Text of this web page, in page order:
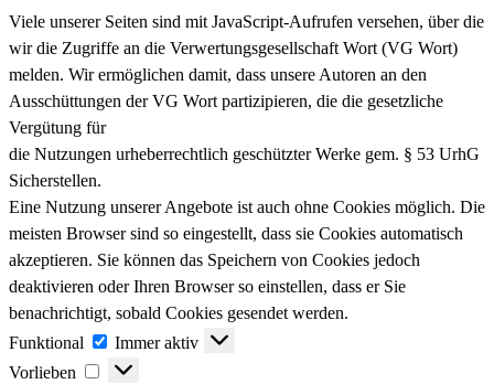
Viele unserer Seiten sind mit JavaScript-Aufrufen versehen, über die
wir die Zugriffe an die Verwertungsgesellschaft Wort (VG Wort)
melden. Wir ermöglichen damit, dass unsere Autoren an den
Ausschüttungen der VG Wort partizipieren, die die gesetzliche
Vergütung für
die Nutzungen urheberrechtlich geschützter Werke gem. § 53 UrhG
Sicherstellen.
Eine Nutzung unserer Angebote ist auch ohne Cookies möglich. Die
meisten Browser sind so eingestellt, dass sie Cookies automatisch
akzeptieren. Sie können das Speichern von Cookies jedoch
deaktivieren oder Ihren Browser so einstellen, dass er Sie
benachrichtigt, sobald Cookies gesendet werden.
Funktional
Funktional
Immer aktiv
Vorlieben
Vorlieben